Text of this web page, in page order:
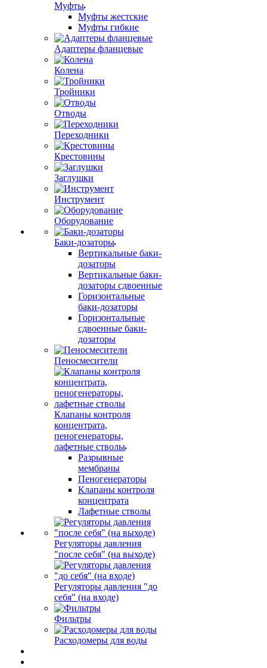
Муфты
Муфты жестские
Муфты гибкие
Адаптеры фланцевые
Колена
Тройники
Отводы
Переходники
Крестовины
Заглушки
Инструмент
Оборудование
Баки-дозаторы
Вертикальные баки-
дозаторы
Вертикальные баки-
дозаторы сдвоенные
Горизонтальные
баки-дозаторы
Горизонтальные
сдвоенные баки-
дозаторы
Пеносмесители
Клапаны контроля
концентрата,
пеногенераторы,
лафетные стволы
Разрывные
мембраны
Пеногенераторы
Клапаны контроля
концентрата
Лафетные стволы
Регуляторы давления
"после себя" (на выходе)
Регуляторы давления "до
себя" (на входе)
Фильтры
Расходомеры для воды